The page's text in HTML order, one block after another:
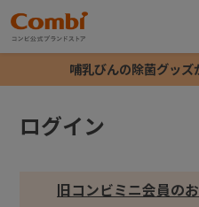
哺乳びんの除菌グッ
ログイン
旧コンビミニ会員の